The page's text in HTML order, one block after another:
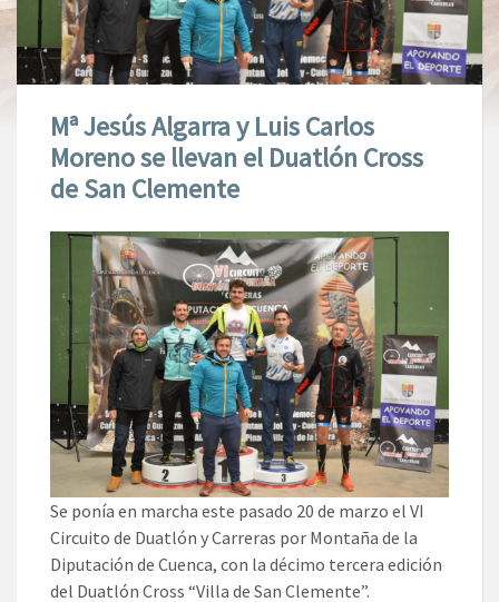
Mª Jesús Algarra y Luis Carlos
Moreno se llevan el Duatlón Cross
de San Clemente
Se ponía en marcha este pasado 20 de marzo el VI
Circuito de Duatlón y Carreras por Montaña de la
Diputación de Cuenca, con la décimo tercera edición
del Duatlón Cross “Villa de San Clemente”.